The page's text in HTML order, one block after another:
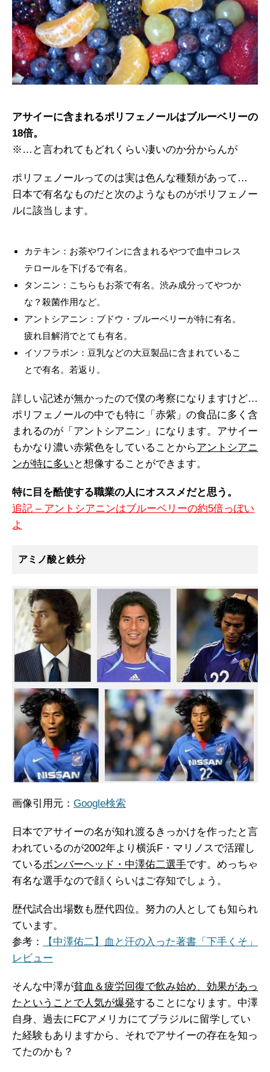
アサイーに含まれるポリフェノールはブルーベリーの
18倍。
※…と言われてもどれくらい凄いのか分からんが
ポリフェノールってのは実は色んな種類があって…
日本で有名なものだと次のようなものがポリフェノー
ルに該当します。
カテキン：お茶やワインに含まれるやつで血中コレス
テロールを下げるで有名。
タンニン：こちらもお茶で有名。渋み成分ってやつか
な？殺菌作用など。
アントシアニン：ブドウ・ブルーベリーが特に有名。
疲れ目解消でとても有名。
イソフラボン：豆乳などの大豆製品に含まれているこ
とで有名。若返り。
詳しい記述が無かったので僕の考察になりますけど…
ポリフェノールの中でも特に「赤紫」の食品に多く含
まれるのが「アントシアニン」になります。アサイー
もかなり濃い赤紫色をしていることからアントシアニ
ンが特に多い と想像することができます。
特に目を酷使する職業の人にオススメだと思う。
追記 – アントシアニンはブルーベリーの約5倍っぽい
よ
アミノ酸と鉄分
画像引用元： Google検索
日本でアサイーの名が知れ渡るきっかけを作ったと言
われているのが2002年より横浜F・マリノスで活躍し
ているボンバーヘッド・中澤佑二選手です。めっちゃ
有名な選手なので顔くらいはご存知でしょう。
歴代試合出場数も歴代四位。努力の人としても知られ
ています。
参考：
【中澤佑二】血と汗の入った著書「下手くそ」
レビュー
そんな中澤が貧血＆疲労回復で飲み始め、効果があっ
たということで人気が爆発することになります。中澤
自身、過去にFCアメリカにてブラジルに留学してい
た経験もありますから、それでアサイーの存在を知っ
てたのかも？